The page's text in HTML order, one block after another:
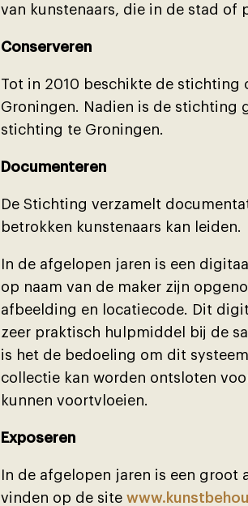
van kunstenaars, die in de stad of
Conserveren
Tot in 2010 beschikte de stichting
Groningen. Nadien is de stichting
stichting te Groningen.
Documenteren
De Stichting verzamelt
betrokken kunstenaars kan leiden.
In de afgelopen jaren is een
op naam van de maker zĳn
afbeelding en locatiecode. Dit
zeer praktisch hulpmiddel bĳ de
is het de bedoeling om dit
collectie kan worden ontsloten
kunnen voortvloeien.
Exposeren
In de afgelopen jaren is een
vinden op de site